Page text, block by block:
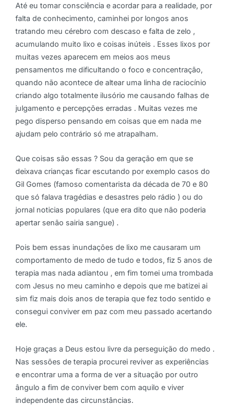
Até eu tomar consciência e acordar para a realidade, por
falta de conhecimento, caminhei por longos anos
tratando meu cérebro com descaso e falta de zelo ,
acumulando muito lixo e coisas inúteis . Esses lixos por
muitas vezes aparecem em meios aos meus
pensamentos me dificultando o foco e concentração,
quando não acontece de altear uma linha de raciocínio
criando algo totalmente ilusório me causando falhas de
julgamento e percepções erradas . Muitas vezes me
pego disperso pensando em coisas que em nada me
ajudam pelo contrário só me atrapalham.
Que coisas são essas ? Sou da geração em que se
deixava crianças ficar escutando por exemplo casos do
Gil Gomes (famoso comentarista da década de 70 e 80
que só falava tragédias e desastres pelo rádio ) ou do
jornal noticias populares (que era dito que não poderia
apertar senão sairia sangue) .
Pois bem essas inundações de lixo me causaram um
comportamento de medo de tudo e todos, fiz 5 anos de
terapia mas nada adiantou , em fim tomei uma trombada
com Jesus no meu caminho e depois que me batizei ai
sim fiz mais dois anos de terapia que fez todo sentido e
consegui conviver em paz com meu passado acertando
ele.
Hoje graças a Deus estou livre da perseguição do medo .
Nas sessões de terapia procurei reviver as experiências
e encontrar uma a forma de ver a situação por outro
ângulo a fim de conviver bem com aquilo e viver
independente das circunstâncias.